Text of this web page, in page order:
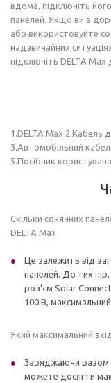
вдома, підключіть
панелей. Якщо ви в
або використовуйте
надзвичайних
підключіть DELTA
1.DELTA Max 2.Кабель
3.Автомобільний
5.Посібник користувача
Скільки сонячних
DELTA Max
Це залежить від
панелей. До тих
роз’єм Solar
100 В,
Який максимальний
Заряджаючи разом
можете досягти